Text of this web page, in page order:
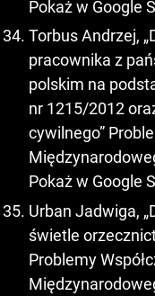
Pokaż w Google
Torbus Andrzej,
pracownika z
polskim na
nr 1215/2012
cywilnego”
Pokaż w Google
Urban Jadwiga,
świetle
Problemy